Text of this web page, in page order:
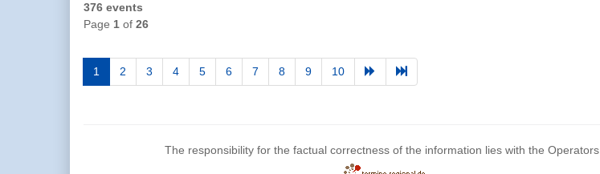
376 events
Page 1 of 26
1 2 3 4 5 6 7 8 9 10
The responsibility for the factual correctness of the information lies with the Operators.